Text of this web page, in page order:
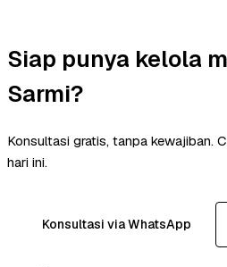
Siap punya kelola
Sarmi?
Konsultasi gratis, tanpa kewajiban.
hari ini.
Konsultasi via WhatsApp